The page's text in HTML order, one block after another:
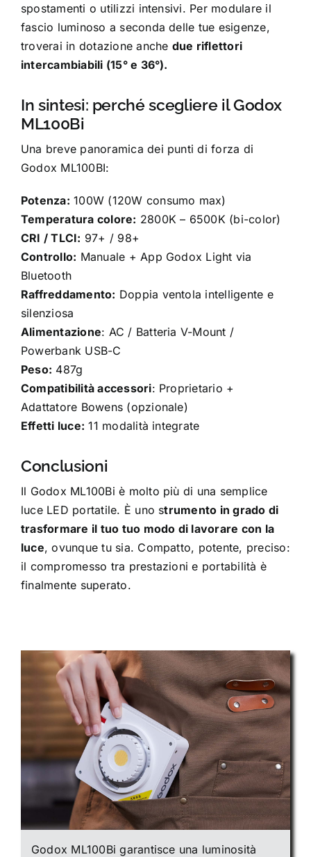
spostamenti o utilizzi intensivi. Per modulare il
fascio luminoso a seconda delle tue esigenze,
troverai in dotazione anche due riflettori
intercambiabili (15° e 36°).
In sintesi: perché scegliere il Godox
ML100Bi
Una breve panoramica dei punti di forza di
Godox ML100BI:
Potenza: 100W (120W consumo max)
Temperatura colore: 2800K – 6500K (bi-color)
CRI / TLCI: 97+ / 98+
Controllo: Manuale + App Godox Light via
Bluetooth
Raffreddamento: Doppia ventola intelligente e
silenziosa
Alimentazione: AC / Batteria V-Mount /
Powerbank USB-C
Peso: 487g
Compatibilità accessori: Proprietario +
Adattatore Bowens (opzionale)
Effetti luce: 11 modalità integrate
Conclusioni
Il Godox ML100Bi è molto più di una semplice
luce LED portatile. È uno strumento in grado di
trasformare il tuo tuo modo di lavorare con la
luce, ovunque tu sia. Compatto, potente, preciso:
il compromesso tra prestazioni e portabilità è
finalmente superato.
Godox ML100Bi garantisce una luminosità